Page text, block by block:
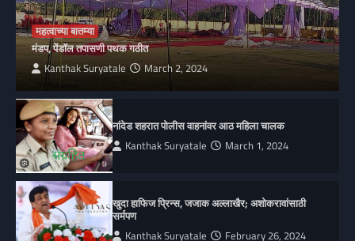
महत्वाच्या बातम्या
मंडप, पेंडॉल तपासणी पथक गठीत
Kanthak Suryatale March 2, 2024
नांदेड शहरात पोलीस वाहनांवर आठ महिला चालक
Kanthak Suryatale March 1, 2024
खुदा हाफिज प्रिन्स, जजाक अल्लाखैर; अशोकरावांसाठी
सर्मपण
Kanthak Suryatale February 26, 2024